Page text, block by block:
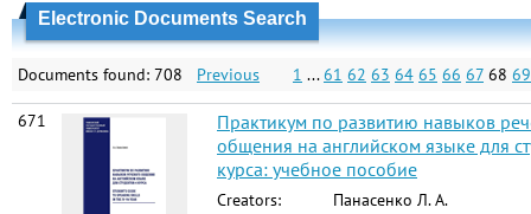
Electronic Documents Search
Documents found: 708 Previous 1 ... 61 62 63 64 65 66 67 68 69
671
Практикум по развитию навыков
общения на английском языке для
курса: учебное пособие
Creators:
Панасенко Л. А.